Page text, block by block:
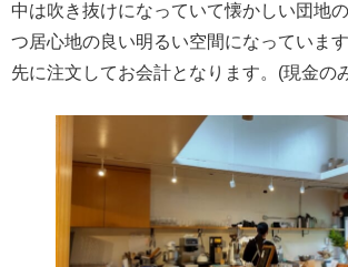
中は吹き抜けになっていて懐かしい団地
つ居心地の良い明るい空間になっています
先に注文してお会計となります。(現金の